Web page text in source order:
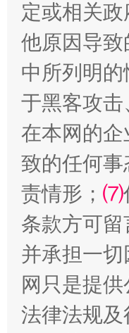
受贿1.44亿！段
全民健身五年计
定或相关
他原因导致
中所列明
于黑客攻
在本网的
致的任何事
责情形； ⑺
条款方可
并承担一
网只是提
法律法规